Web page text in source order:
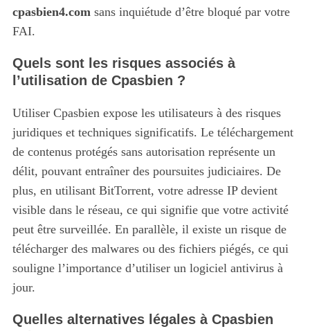
cpasbien4.com sans inquiétude d’être bloqué par votre
FAI.
Quels sont les risques associés à
l’utilisation de Cpasbien ?
Utiliser Cpasbien expose les utilisateurs à des risques
juridiques et techniques significatifs. Le téléchargement
de contenus protégés sans autorisation représente un
délit, pouvant entraîner des poursuites judiciaires. De
plus, en utilisant BitTorrent, votre adresse IP devient
visible dans le réseau, ce qui signifie que votre activité
peut être surveillée. En parallèle, il existe un risque de
télécharger des malwares ou des fichiers piégés, ce qui
souligne l’importance d’utiliser un logiciel antivirus à
jour.
Quelles alternatives légales à Cpasbien